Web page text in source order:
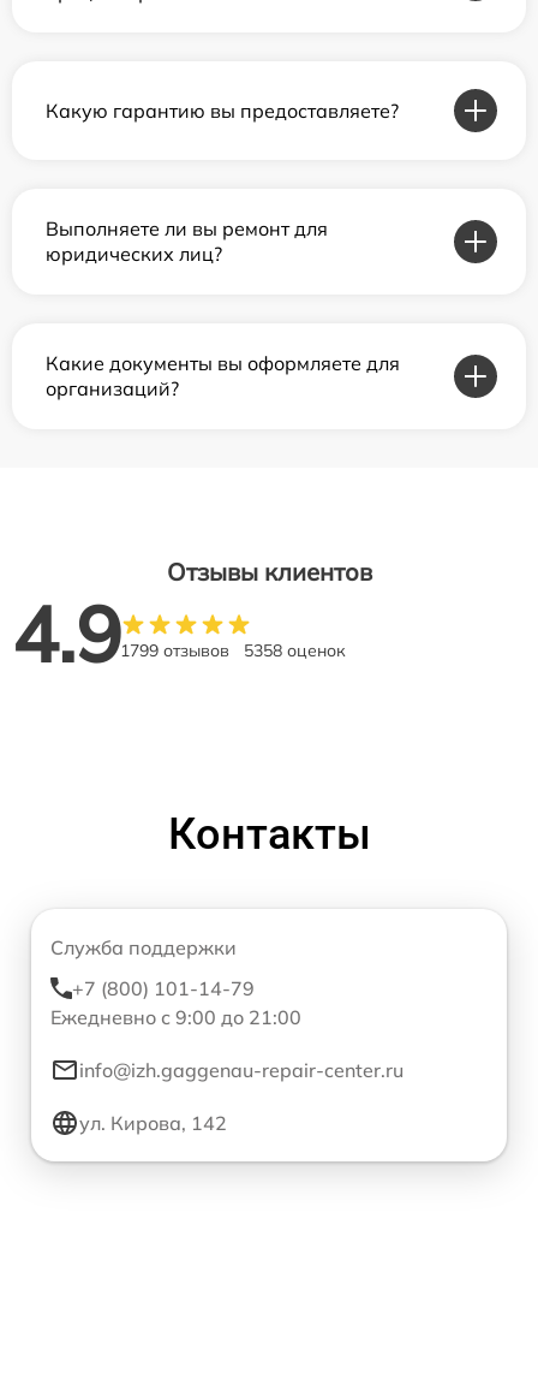
Какую гарантию вы предоставляете?
Выполняете ли вы ремонт для
юридических лиц?
Какие документы вы оформляете для
организаций?
Отзывы клиентов
4.91799 отзывов 5358 оценок
Контакты
Служба поддержки
+7 (800) 101-14-79
Ежедневно с 9:00 до 21:00
info@izh.gaggenau-repair-center.ru
ул. Кирова, 142